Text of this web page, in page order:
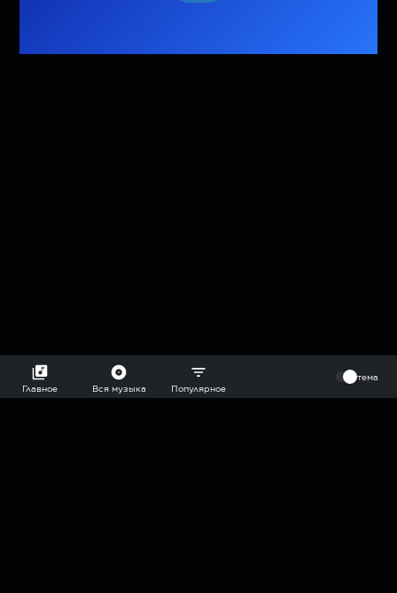
Главное Вся музыка Популярное
тема